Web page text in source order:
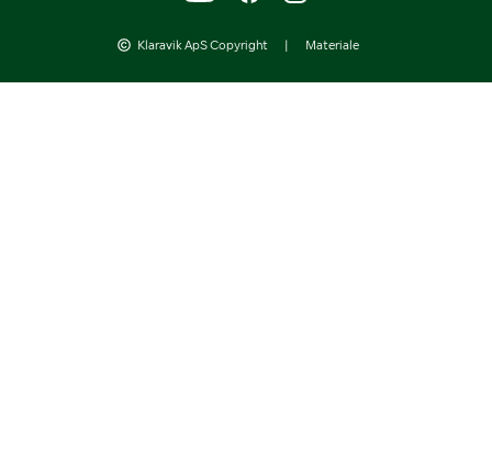
Klaravik ApS Copyright | Materiale